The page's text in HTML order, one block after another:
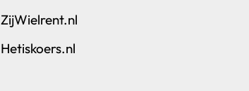
ZijWielrent.nl
Hetiskoers.nl